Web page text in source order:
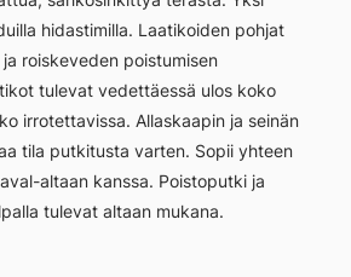
hidastimilla. Laatikoiden pohjat
roiskeveden poistumisen
tulevat vedettäessä ulos koko
irrotettavissa. Allaskaapin ja seinän
tila putkitusta varten. Sopii yhteen
altaan kanssa. Poistoputki ja
tulevat altaan mukana.